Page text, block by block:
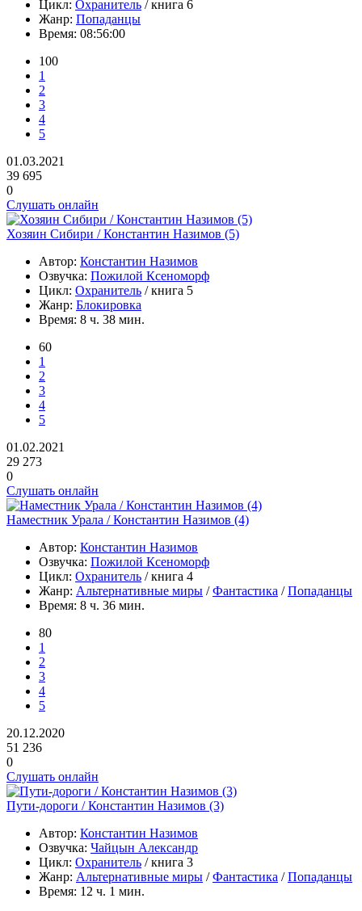
Цикл: Охранитель / книга 6
Жанр: Попаданцы
Время: 08:56:00
100
1
2
3
4
5
01.03.2021
39 695
0
Слушать онлайн
Хозяин Сибири / Константин Назимов (5)
Автор: Константин Назимов
Озвучка: Пожилой Ксеноморф
Цикл: Охранитель / книга 5
Жанр: Блокировка
Время: 8 ч. 38 мин.
60
1
2
3
4
5
01.02.2021
29 273
0
Слушать онлайн
Наместник Урала / Константин Назимов (4)
Автор: Константин Назимов
Озвучка: Пожилой Ксеноморф
Цикл: Охранитель / книга 4
Жанр: Альтернативные миры /Фантастика /Попаданцы
Время: 8 ч. 36 мин.
80
1
2
3
4
5
20.12.2020
51 236
0
Слушать онлайн
Пути-дороги / Константин Назимов (3)
Автор: Константин Назимов
Озвучка: Чайцын Александр
Цикл: Охранитель / книга 3
Жанр: Альтернативные миры /Фантастика /Попаданцы
Время: 12 ч. 1 мин.